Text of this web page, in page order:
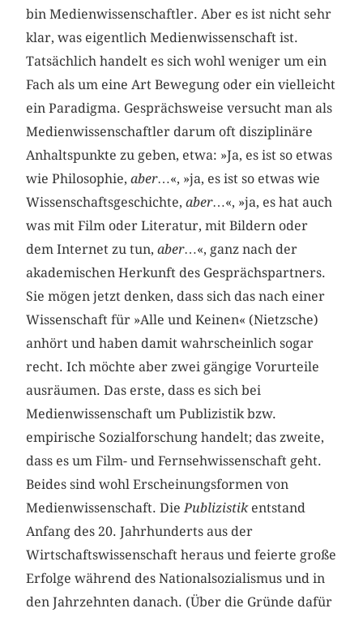
bin Medienwissenschaftler. Aber es ist nicht sehr
klar, was eigentlich Medienwissenschaft ist.
Tatsächlich handelt es sich wohl weniger um ein
Fach als um eine Art Bewegung oder ein vielleicht
ein Paradigma. Gesprächsweise versucht man als
Medienwissenschaftler darum oft disziplinäre
Anhaltspunkte zu geben, etwa: »Ja, es ist so etwas
wie Philosophie,aber…«, »ja, es ist so etwas wie
Wissenschaftsgeschichte,aber…«, »ja, es hat auch
was mit Film oder Literatur, mit Bildern oder
dem Internet zu tun,aber…«, ganz nach der
akademischen Herkunft des Gesprächspartners.
Sie mögen jetzt denken, dass sich das nach einer
Wissenschaft für »Alle und Keinen« (Nietzsche)
anhört und haben damit wahrscheinlich sogar
recht. Ich möchte aber zwei gängige Vorurteile
ausräumen. Das erste, dass es sich bei
Medienwissenschaft um Publizistik bzw.
empirische Sozialforschung handelt; das zweite,
dass es um Film- und Fernsehwissenschaft geht.
Beides sind wohl Erscheinungsformen von
Medienwissenschaft. DiePublizistikentstand
Anfang des 20. Jahrhunderts aus der
Wirtschaftswissenschaft heraus und feierte große
Erfolge während des Nationalsozialismus und in
den Jahrzehnten danach. (Über die Gründe dafür